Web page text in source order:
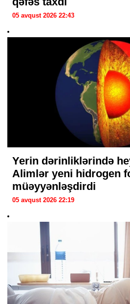
05 avqust 2026 22:43
Yerin dərinliklərində
Alimlər yeni hidrogen
müəyyənləşdirdi
05 avqust 2026 22:19